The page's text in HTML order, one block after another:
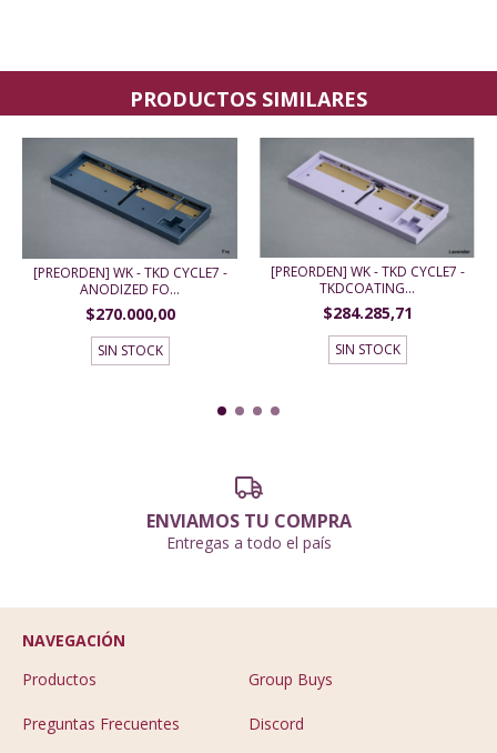
PRODUCTOS SIMILARES
[PREORDEN] WK - TKD CYCLE7 -
ANODIZED FO...
$270.000,00
SIN STOCK
[PREORDEN] WK - TKD CYCLE7 -
TKDCOATING...
$284.285,71
SIN STOCK
ENVIAMOS TU COMPRA
Entregas a todo el país
NAVEGACIÓN
Productos
Group Buys
Preguntas Frecuentes Discord